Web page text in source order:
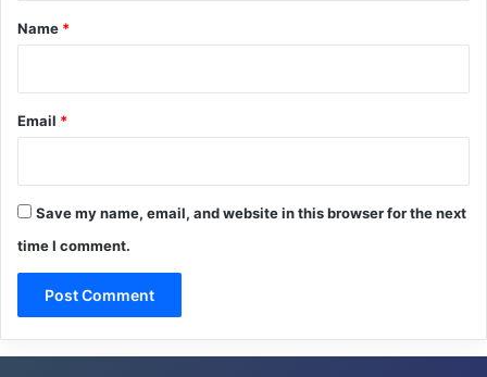
*
Name *
Email *
Save my name, email, and website in this browser for the next
time I comment.